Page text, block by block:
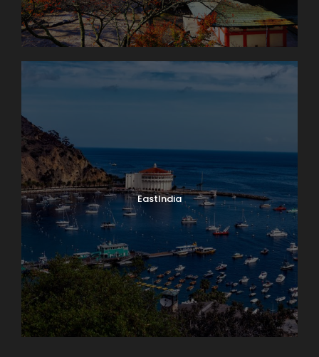
EastIndia